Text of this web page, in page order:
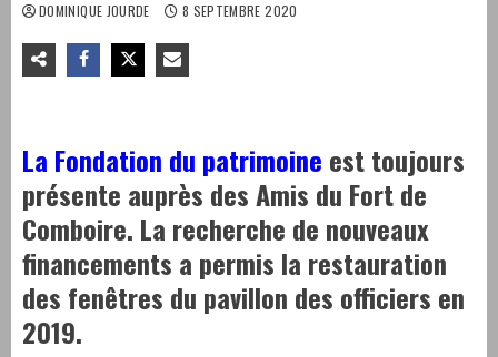
DOMINIQUE JOURDE 8 SEPTEMBRE 2020
La Fondation du patrimoine est toujours
présente auprès des Amis du Fort de
Comboire. La recherche de nouveaux
financements a permis la restauration
des fenêtres du pavillon des officiers en
2019.